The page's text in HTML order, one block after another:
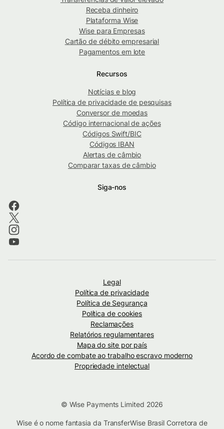
Receba dinheiro
Plataforma Wise
Wise para Empresas
Cartão de débito empresarial
Pagamentos em lote
Recursos
Notícias e blog
Política de privacidade de pesquisas
Conversor de moedas
Código internacional de ações
Códigos Swift/BIC
Códigos IBAN
Alertas de câmbio
Comparar taxas de câmbio
Siga-nos
Legal
Política de privacidade
Política de Segurança
Política de cookies
Reclamações
Relatórios regulamentares
Mapa do site por país
Acordo de combate ao trabalho escravo moderno
Propriedade intelectual
© Wise Payments Limited 2026
Wise é o nome fantasia da TransferWise Brasil Corretora de